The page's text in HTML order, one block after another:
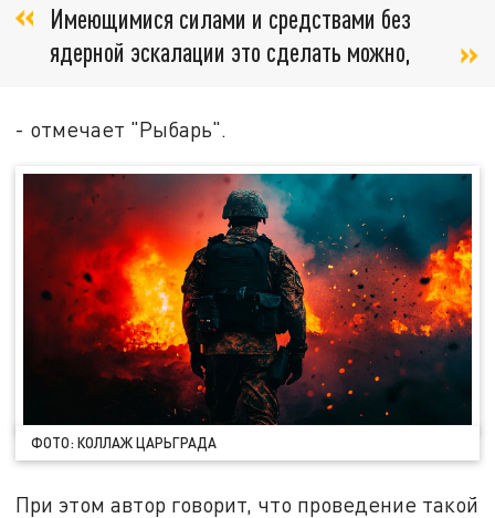
Имеющимися силами и средствами без
ядерной эскалации это сделать можно,
- отмечает "Рыбарь".
ФОТО: КОЛЛАЖ ЦАРЬГРАДА
При этом автор говорит, что проведение такой